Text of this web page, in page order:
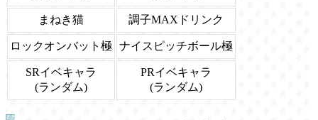
まねき猫 調子MAXドリンク
ロックオンバット極 ナイスピッチボール極
SRイベキャラ
(ランダム)
PRイベキャラ
(ランダム)